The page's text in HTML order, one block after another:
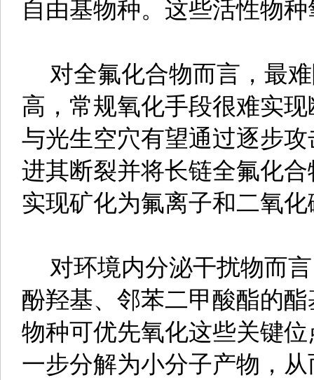
自由基物种。这些活性物
对全氟化合物而言，最
高，常规氧化手段很难实
与光生空穴有望通过逐步
进其断裂并将长链全氟化
实现矿化为氟离子和二氧
对环境内分泌干扰物而
酚羟基、邻苯二甲酸酯的
物种可优先氧化这些关键
一步分解为小分子产物，